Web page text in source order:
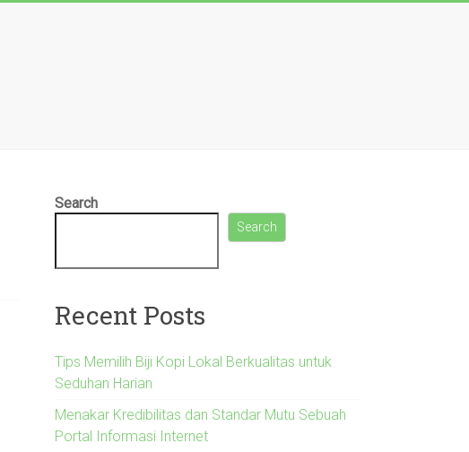
Search
Search
Recent Posts
Tips Memilih Biji Kopi Lokal Berkualitas untuk
Seduhan Harian
Menakar Kredibilitas dan Standar Mutu Sebuah
Portal Informasi Internet